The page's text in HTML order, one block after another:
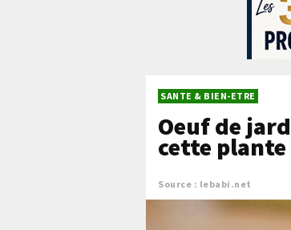
SANTE & BIEN-ETRE
Oeuf de
cette
Source : lebabi.net